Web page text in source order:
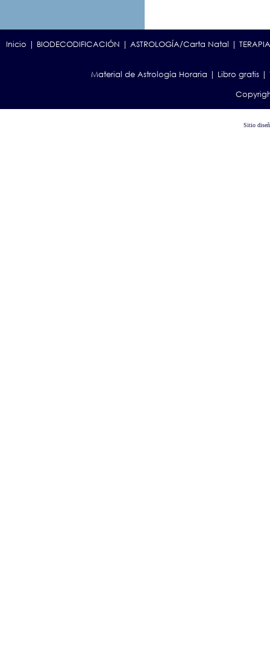
Inicio | BIODECODIFICACIÓN | ASTROLOGÍA/Carta Natal |
Material de Astrología Horaria | Libro gratis |
Sitio